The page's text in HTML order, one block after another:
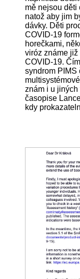
mě nejsou děti
natož aby jim
dávky. Děti
COVID-19
horečkami,
viróz známe
COVID-19.
syndrom PIMS
znám i u
časopise
kdy